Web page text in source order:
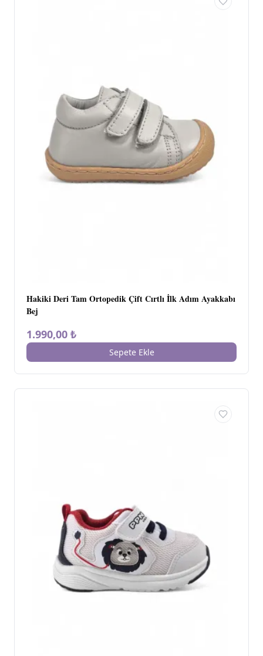
Hakiki Deri Tam Ortopedik Çift Cırtlı İlk Adım Ayakkabı
Bej
1.990,00 ₺
Sepete Ekle